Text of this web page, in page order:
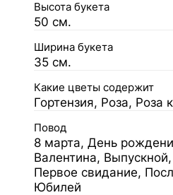
Высота букета
50 см.
Ширина букета
35 см.
Какие цветы содержит
Гортензия, Роза, Роза
Повод
8 марта, День
Валентина,
Первое свидание,
Юбилей